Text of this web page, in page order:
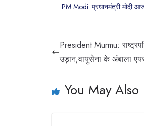
PM Modi: प्रधानमंत्री मोदी
President Murmu:
उड़ान;वायुसेना के अंबाला
You May Also